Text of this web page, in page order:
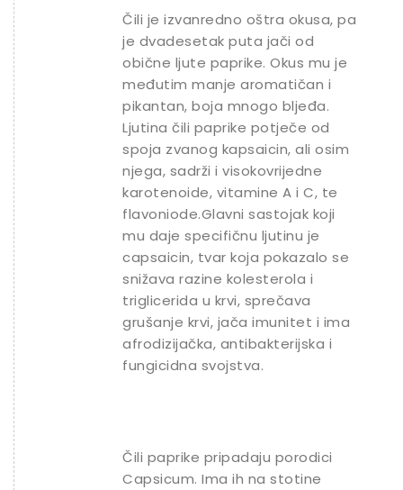
Čili je izvanredno oštra okusa, pa
je dvadesetak puta jači od
obične ljute paprike. Okus mu je
međutim manje aromatičan i
pikantan, boja mnogo bljeđa.
Ljutina čili paprike potječe od
spoja zvanog kapsaicin, ali osim
njega, sadrži i visokovrijedne
karotenoide, vitamine A i C, te
flavoniode.Glavni sastojak koji
mu daje specifičnu ljutinu je
capsaicin, tvar koja pokazalo se
snižava razine kolesterola i
triglicerida u krvi, sprečava
grušanje krvi, jača imunitet i ima
afrodizijačka, antibakterijska i
fungicidna svojstva.
Čili paprike pripadaju porodici
Capsicum. Ima ih na stotine